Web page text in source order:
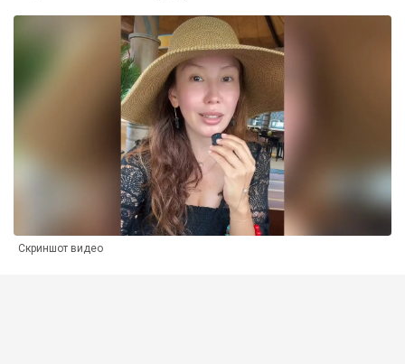
Скриншот видео